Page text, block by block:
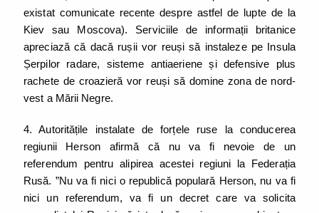
existat comunicate recente despre astfel de lupte de la
Kiev sau Moscova). Serviciile de informații britanice
apreciază că dacă rușii vor reuși să instaleze pe Insula
Șerpilor radare, sisteme antiaeriene și defensive plus
rachete de croazieră vor reuși să domine zona de nord-
vest a Mării Negre.
4. Autoritățile instalate de forțele ruse la conducerea
regiunii Herson afirmă că nu va fi nevoie de un
referendum pentru alipirea acestei regiuni la Federația
Rusă. ”Nu va fi nici o republică populară Herson, nu va fi
nici un referendum, va fi un decret care va solicita